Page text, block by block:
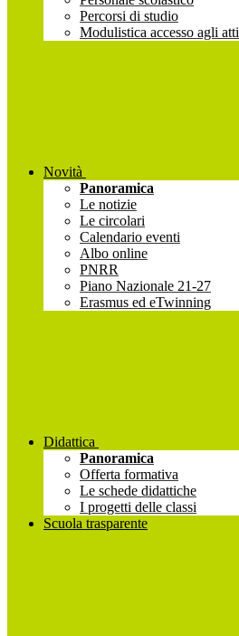
Percorsi di studio
Modulistica accesso agli atti
Novità
Panoramica
Le notizie
Le circolari
Calendario eventi
Albo online
PNRR
Piano Nazionale 21-27
Erasmus ed eTwinning
Didattica
Panoramica
Offerta formativa
Le schede didattiche
I progetti delle classi
Scuola trasparente